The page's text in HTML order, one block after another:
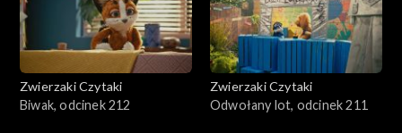
Zwierzaki Czytaki
Biwak, odcinek 212
Zwierzaki Czytaki
Odwołany lot, odcinek 211